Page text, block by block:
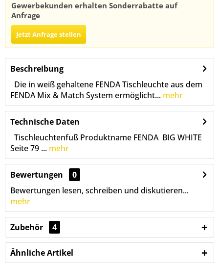
Gewerbekunden erhalten Sonderrabatte auf
Anfrage
Jetzt Anfrage stellen
Beschreibung
Die in weiß gehaltene FENDA Tischleuchte aus dem
FENDA Mix & Match System ermöglicht... mehr
Technische Daten
Tischleuchtenfuß Produktname FENDA BIG WHITE
Seite 79 ... mehr
Bewertungen
0
Bewertungen lesen, schreiben und diskutieren...
mehr
Zubehör 4
Ähnliche Artikel